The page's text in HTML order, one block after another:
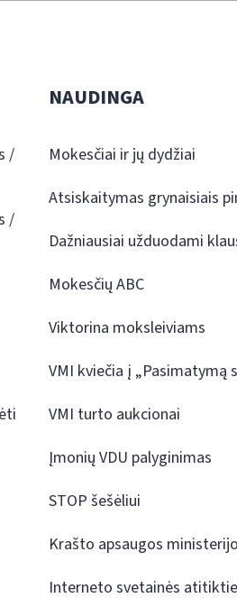
/
/
NAUDINGA
Mokesčiai ir jų dydžiai
Atsiskaitymas grynaisiais
Dažniausiai užduodami
Mokesčių ABC
Viktorina moksleiviams
VMI kviečia į „Pasimatymą
VMI turto aukcionai
Įmonių VDU palyginimas
STOP šešėliui
Krašto apsaugos
Interneto svetainės